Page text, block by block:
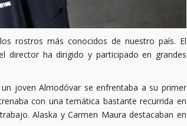
rostros más conocidos de nuestro país. El
ha dirigido y participado en grandes
joven Almodóvar se enfrentaba a su primer
con una temática bastante recurrida en
Alaska y Carmen Maura destacaban en